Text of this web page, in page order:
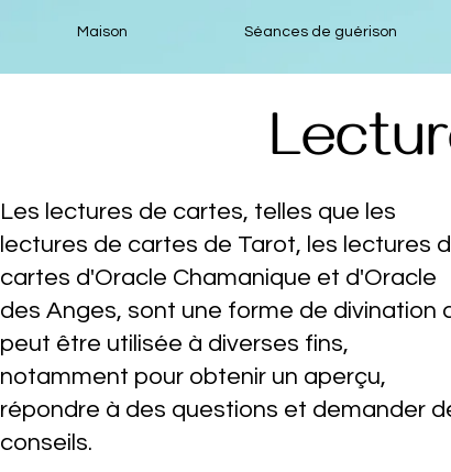
Maison Séances de guérison
Les lectures de cartes, telles que les
lectures de cartes de Tarot, les lectures
cartes d'Oracle Chamanique et d'Oracle
des Anges, sont une forme de divination
peut être utilisée à diverses fins,
notamment pour obtenir un aperçu,
répondre à des questions et demander
conseils.